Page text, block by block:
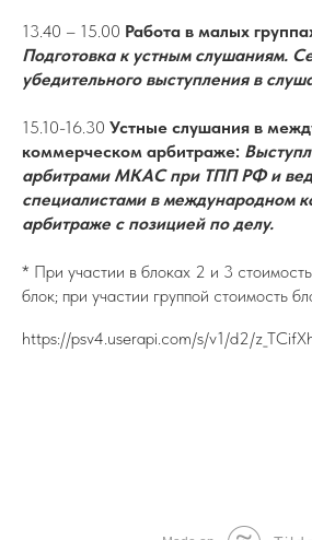
13.40 – 15.00 Работа в малых
Подготовка к устным слушаниям.
убедительного выступления в
15.10-16.30 Устные слушания в
коммерческом арбитраже:
арбитрами МКАС при ТПП РФ и
специалистами в международном
арбитраже с позицией по делу.
* При участии в блоках 2 и 3
блок; при участии группой стоимость
https://psv4.userapi.com/s/v1/d2/